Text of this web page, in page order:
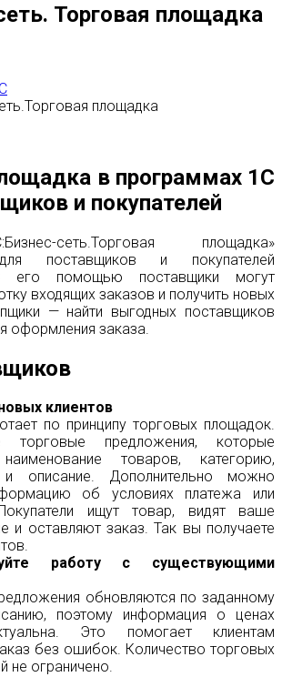
Торговая площадка
площадка
в программах 1C
и покупателей
сеть.Торговая площадка»
поставщиков и покупателей
его помощью поставщики могут
входящих заказов и получить новых
— найти выгодных поставщиков
оформления заказа.
клиентов
по принципу торговых площадок.
торговые предложения, которые
товаров, категорию,
и описание. Дополнительно можно
об условиях платежа или
ищут товар, видят ваше
и оставляют заказ. Так вы получаете
работу с существующими
обновляются по заданному
поэтому информация о ценах
Это помогает клиентам
без ошибок. Количество торговых
не ограничено.